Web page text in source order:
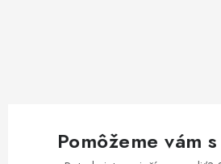
Pomôžeme vám